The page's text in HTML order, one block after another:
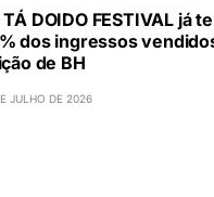
TÁ DOIDO FESTIVAL já
dos ingressos
de BH
JULHO DE 2026